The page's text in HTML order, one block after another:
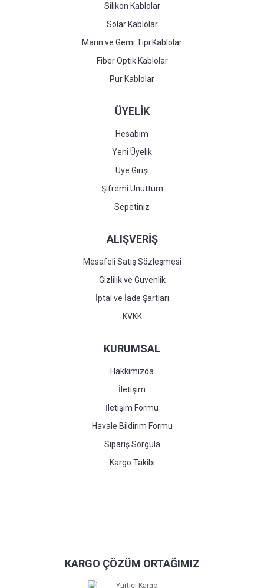
Silikon Kablolar
Solar Kablolar
Marin ve Gemi Tipi Kablolar
Fiber Optik Kablolar
Pur Kablolar
ÜYELİK
Hesabım
Yeni Üyelik
Üye Girişi
Şifremi Unuttum
Sepetiniz
ALIŞVERİŞ
Mesafeli Satış Sözleşmesi
Gizlilik ve Güvenlik
İptal ve İade Şartları
KVKK
KURUMSAL
Hakkımızda
İletişim
İletişim Formu
Havale Bildirim Formu
Sipariş Sorgula
Kargo Takibi
KARGO ÇÖZÜM ORTAĞIMIZ